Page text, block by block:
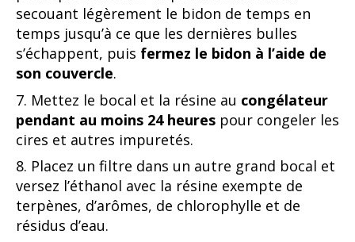
secouant légèrement le bidon de temps en
temps jusqu’à ce que les dernières bulles
s’échappent, puis fermez le bidon à l’aide de
son couvercle.
7. Mettez le bocal et la résine au congélateur
pendant au moins 24 heures pour congeler les
cires et autres impuretés.
8. Placez un filtre dans un autre grand bocal et
versez l’éthanol avec la résine exempte de
terpènes, d’arômes, de chlorophylle et de
résidus d’eau.